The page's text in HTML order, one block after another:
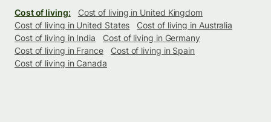
Cost of living:
Cost of living in United Kingdom
Cost of living in United States
Cost of living in Australia
Cost of living in India
Cost of living in Germany
Cost of living in France
Cost of living in Spain
Cost of living in Canada